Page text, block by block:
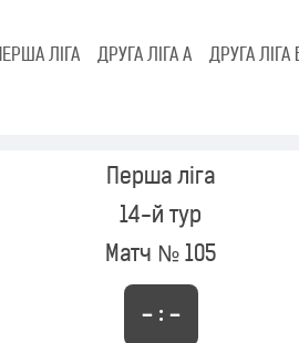
ПЕРША ЛІГА ДРУГА ЛІГА А ДРУГА ЛІГА
Перша ліга
14-й тур
Матч № 105
– : –